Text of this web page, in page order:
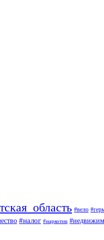
#вело
#налог #наркотик